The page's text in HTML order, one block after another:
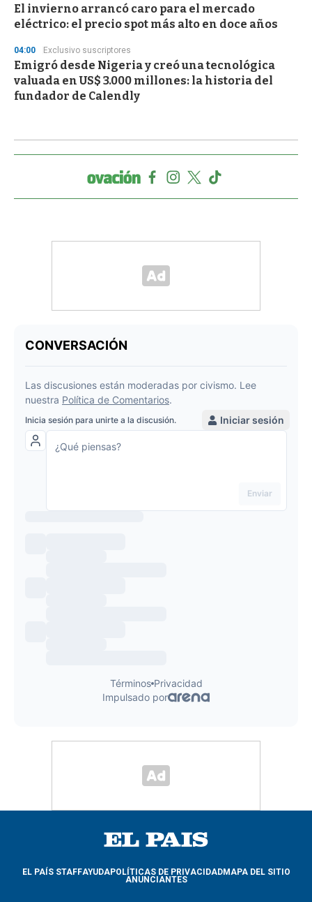
El invierno arrancó caro para el mercado
eléctrico: el precio spot más alto en doce años
04:00 Exclusivo suscriptores
Emigró desde Nigeria y creó una tecnológica
valuada en US$ 3.000 millones: la historia del
fundador de Calendly
EL PAÍS STAFFAYUDAPOLÍTICAS DE PRIVACIDADMAPA DEL SITIO
ANUNCIANTES